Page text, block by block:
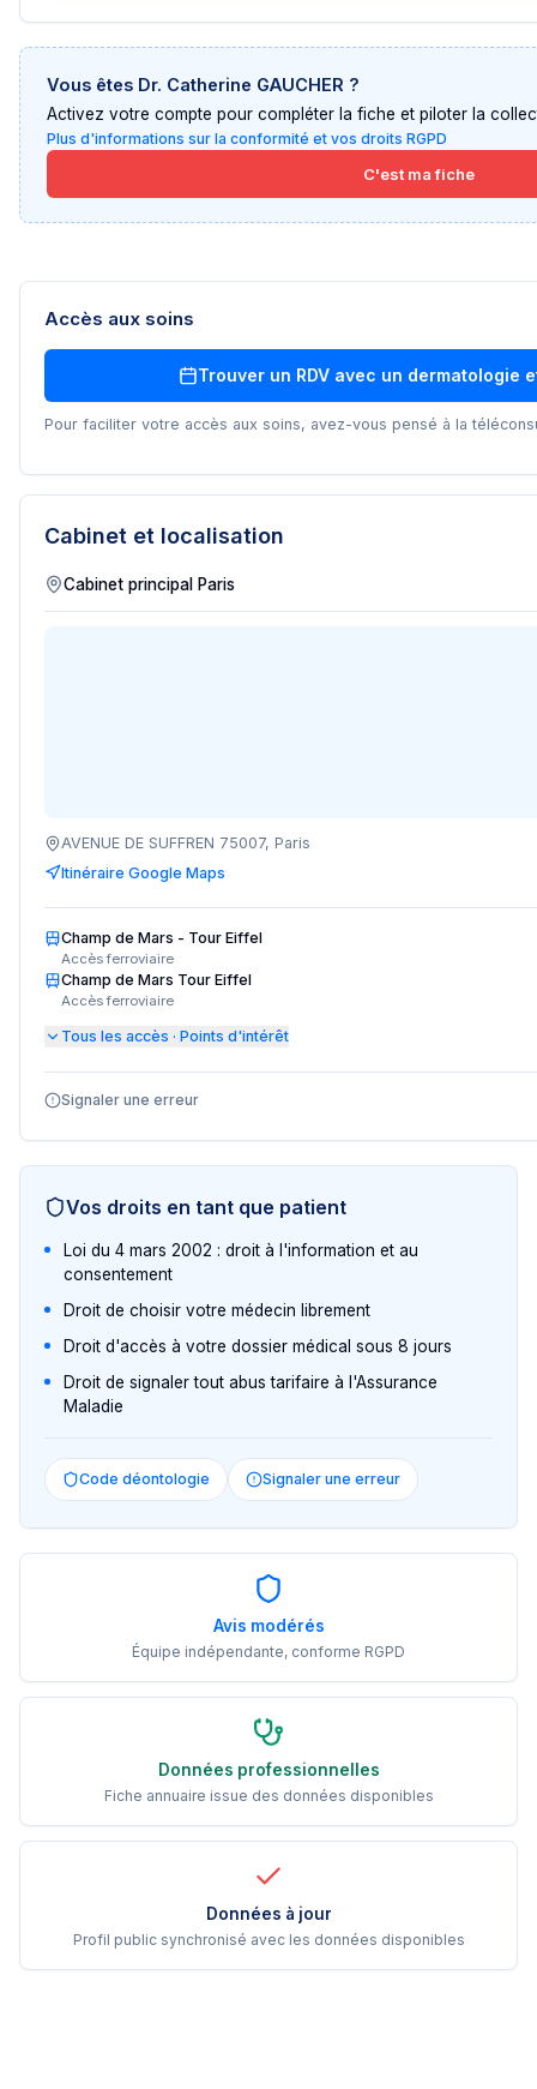
Vous êtes Dr. Catherine GAUCHER ?
Activez votre compte pour compléter la fiche et piloter la
Plus d'informations sur la conformité et vos droits RGPD
C'est ma fiche
Accès aux soins
Trouver un RDV avec un dermatologie
Pour faciliter votre accès aux soins, avez-vous pensé à la
Cabinet et localisation
AVENUE DE SUFFREN 75007, Paris
Itinéraire Google Maps
Champ de Mars - Tour Eiffel
Accès ferroviaire
Champ de Mars Tour Eiffel
Accès ferroviaire
Tous les accès · Points d'intérêt
Signaler une erreur
Vos droits en tant que patient
Loi du 4 mars 2002 : droit à l'information et au
consentement
Droit de choisir votre médecin librement
Droit d'accès à votre dossier médical sous 8 jours
Droit de signaler tout abus tarifaire à l'Assurance
Maladie
Code déontologie Signaler une erreur
Avis modérés
Équipe indépendante, conforme RGPD
Données professionnelles
Fiche annuaire issue des données disponibles
Données à jour
Profil public synchronisé avec les données disponibles